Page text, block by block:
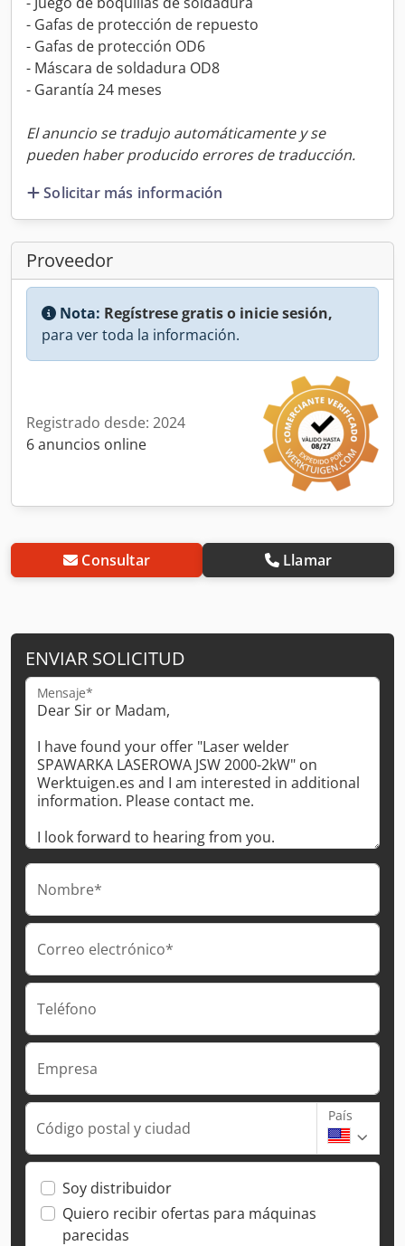
- Gafas de protección de repuesto
- Gafas de protección OD6
- Máscara de soldadura OD8
- Garantía 24 meses
El anuncio se tradujo automáticamente y se
pueden haber producido errores de traducción.
Solicitar más información
Proveedor
Nota: Regístrese gratis o inicie sesión,
para ver toda la información.
Registrado desde: 2024
6 anuncios online
Consultar Llamar
ENVIAR SOLICITUD
Mensaje*
Nombre*
Correo electrónico*
Teléfono
Empresa
Código postal y ciudad
País
Soy distribuidor
Quiero recibir ofertas para máquinas
parecidas